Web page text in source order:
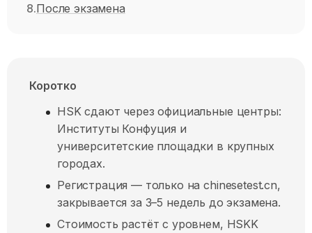
После экзамена
Коротко
HSK сдают через официальные центры:
Институты Конфуция и
университетские площадки в крупных
городах.
Регистрация — только на chinesetest.cn,
закрывается за 3–5 недель до экзамена.
Стоимость растёт с уровнем, HSKK